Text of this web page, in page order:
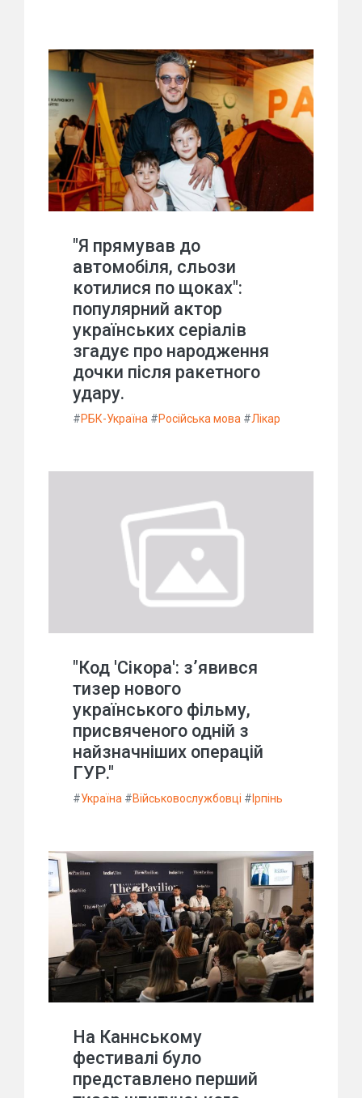
"Я прямував до
автомобіля, сльози
котилися по щоках":
популярний актор
українських серіалів
згадує про народження
дочки після ракетного
удару.
#РБК-Україна #Російська мова #Лікар
"Код 'Сікора': з’явився
тизер нового
українського фільму,
присвяченого одній з
найзначніших операцій
ГУР."
#Україна #Військовослужбовці # Ірпінь
На Каннському
фестивалі було
представлено перший